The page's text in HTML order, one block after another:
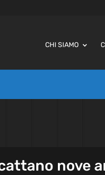
CHI SIAMO
nove